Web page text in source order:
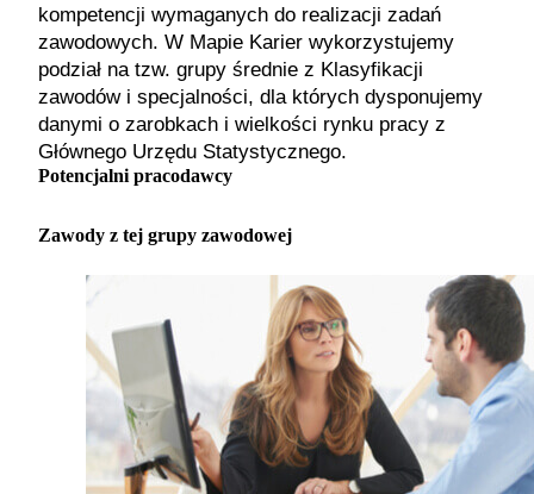
kompetencji wymaganych do realizacji zadań
zawodowych. W Mapie Karier wykorzystujemy
podział na tzw. grupy średnie z Klasyfikacji
zawodów i specjalności, dla których dysponujemy
danymi o zarobkach i wielkości rynku pracy z
Głównego Urzędu Statystycznego.
Potencjalni pracodawcy
Zawody z tej grupy zawodowej